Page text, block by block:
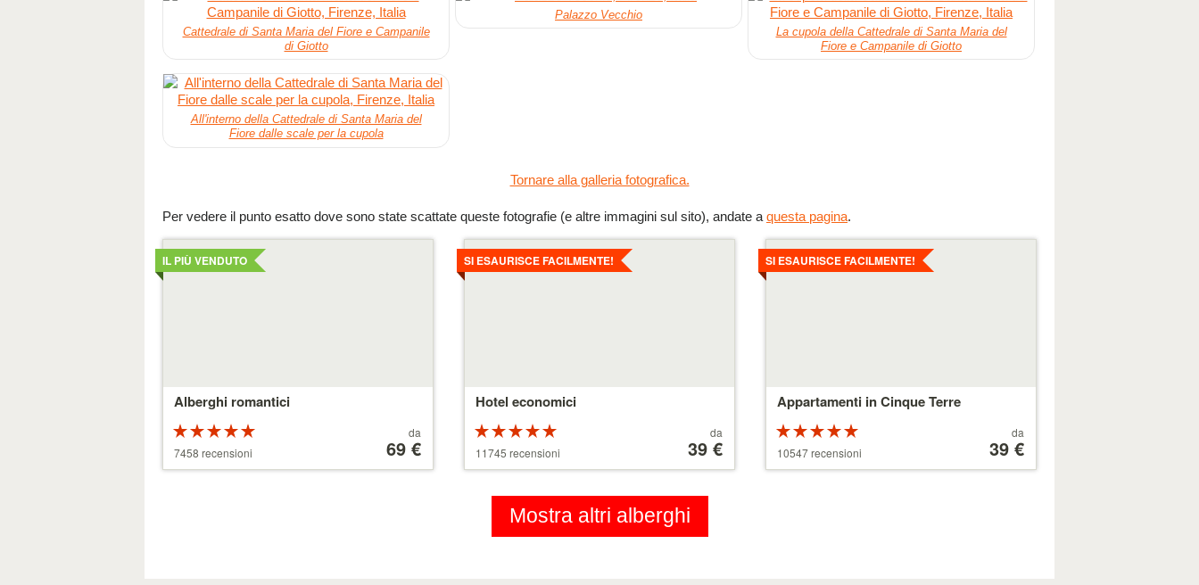
Cattedrale di Santa Maria del Fiore e Campanile
di Giotto
Palazzo Vecchio
La cupola della Cattedrale di Santa Maria del
Fiore e Campanile di Giotto
All'interno della Cattedrale di Santa Maria del
Fiore dalle scale per la cupola
Tornare alla galleria fotografica.
Per vedere il punto esatto dove sono state scattate queste fotografie (e altre immagini sul sito), andate a questa pagina.
Alberghi romantici
IL PIÙ VENDUTO
5 su 5 stelle
7458 recensioni
da
da
69 €
Dettagli
Hotel economici
SI ESAURISCE FACILMENTE!
5 su 5 stelle
11745 recensioni
da
da
39 €
Dettagli
Appartamenti in Cinque Terre
SI ESAURISCE FACILMENTE!
5 su 5 stelle
10547 recensioni
da
da
39 €
Dettagli
Mostra altri alberghi